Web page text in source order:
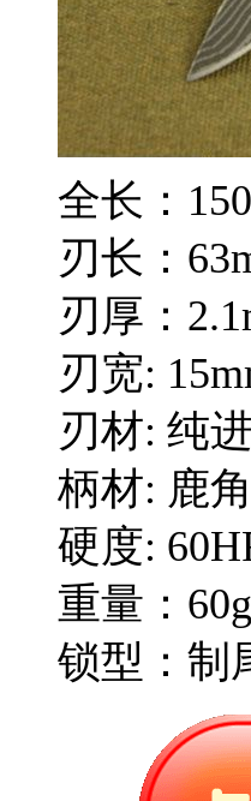
全长：
刃长：
刃厚：
刃宽:
刃材: 纯
柄材: 鹿
硬度:
重量：
锁型：制